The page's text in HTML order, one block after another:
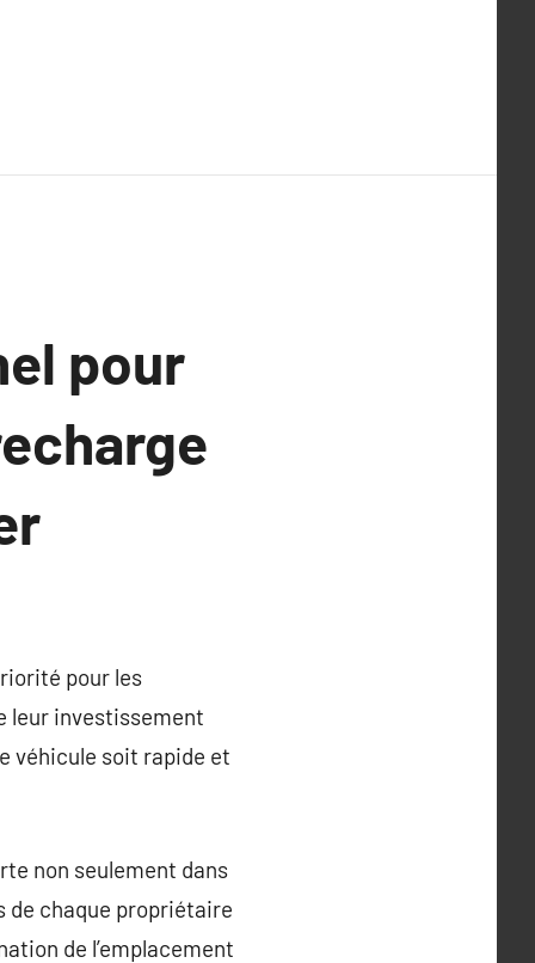
pour
pour les
leur investissement
véhicule soit rapide et
non seulement dans
de chaque propriétaire
de l’emplacement